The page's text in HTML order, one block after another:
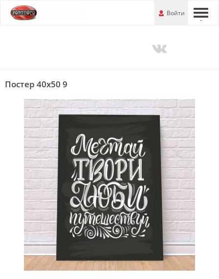
Перейти
к
---
Войти
Постер 40x50 9